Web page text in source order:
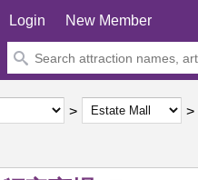
Login New Member